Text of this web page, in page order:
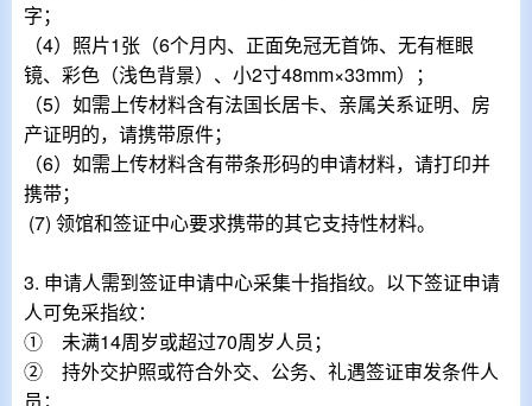
字；
（4）照片1张（6个月内、正面免冠无首饰、无有框眼
镜、彩色（浅色背景）、小2寸48mm×33mm）；
（5）如需上传材料含有法国长居卡、亲属关系证明、房
产证明的，请携带原件；
（6）如需上传材料含有带条形码的申请材料，请打印并
携带；
(7) 领馆和签证中心要求携带的其它支持性材料。
3. 申请人需到签证申请中心采集十指指纹。以下签证申请
人可免采指纹：
① 未满14周岁或超过70周岁人员；
② 持外交护照或符合外交、公务、礼遇签证审发条件人